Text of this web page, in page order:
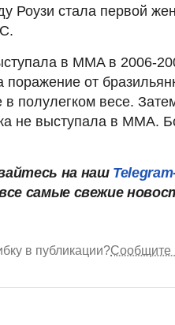
Роузи стала первой
в MMA в 2006-
поражение от
в полулегком весе.
не выступала в MMA.
на наш
самые свежие
в публикации?Сообщите